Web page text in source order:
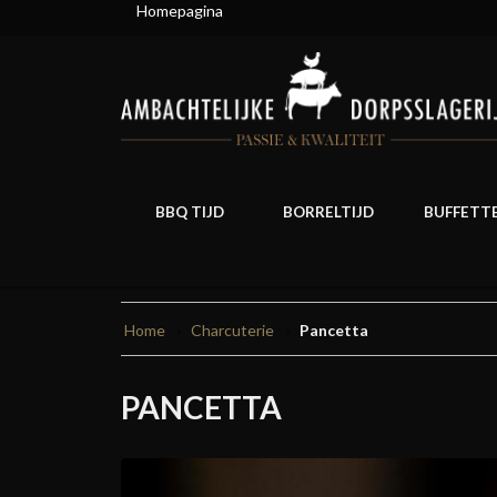
Homepagina
BBQ TIJD BORRELTIJD
Home Charcuterie Pancetta
PANCETTA